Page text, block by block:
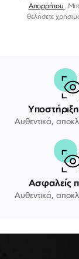
Απορρήτου .
θελήσετε
Αυθεντικά,
Ασφαλείς
Αυθεντικά,